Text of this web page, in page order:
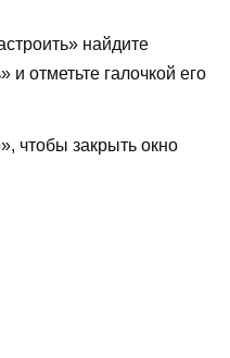
найдите
и отметьте галочкой его
чтобы закрыть окно